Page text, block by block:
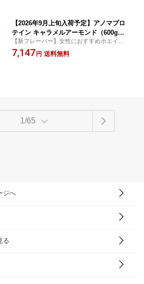
【2026年9月上旬入荷予定】アノマプロ
テイン キャラメルアーモンド（600g）
[ANOMA] えんどう豆ピープロテイン ヴ
ィーガン ベジタリアン ロイシン グルテ
【新フレーバー】女性におすすめホエイ、
カゼイン、ソイに次ぐ第4のプロテイン
7,147 円 送料無料
1/65
ジへ
る